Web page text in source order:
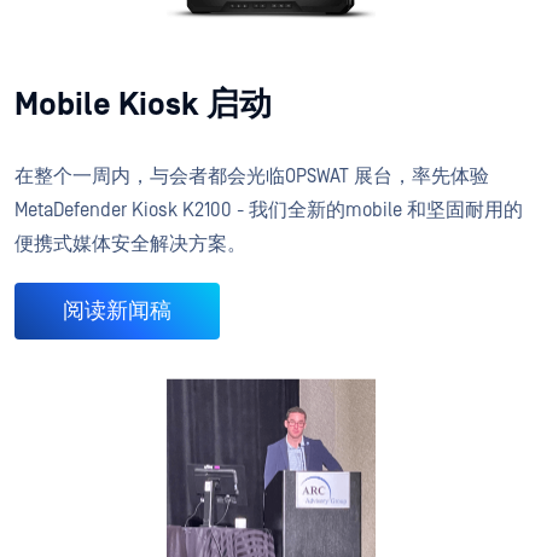
Mobile Kiosk 启动
在整个一周内，与会者都会光临OPSWAT 展台，率先体验
MetaDefender Kiosk K2100 - 我们全新的mobile 和坚固耐用的
便携式媒体安全解决方案。
阅读新闻稿